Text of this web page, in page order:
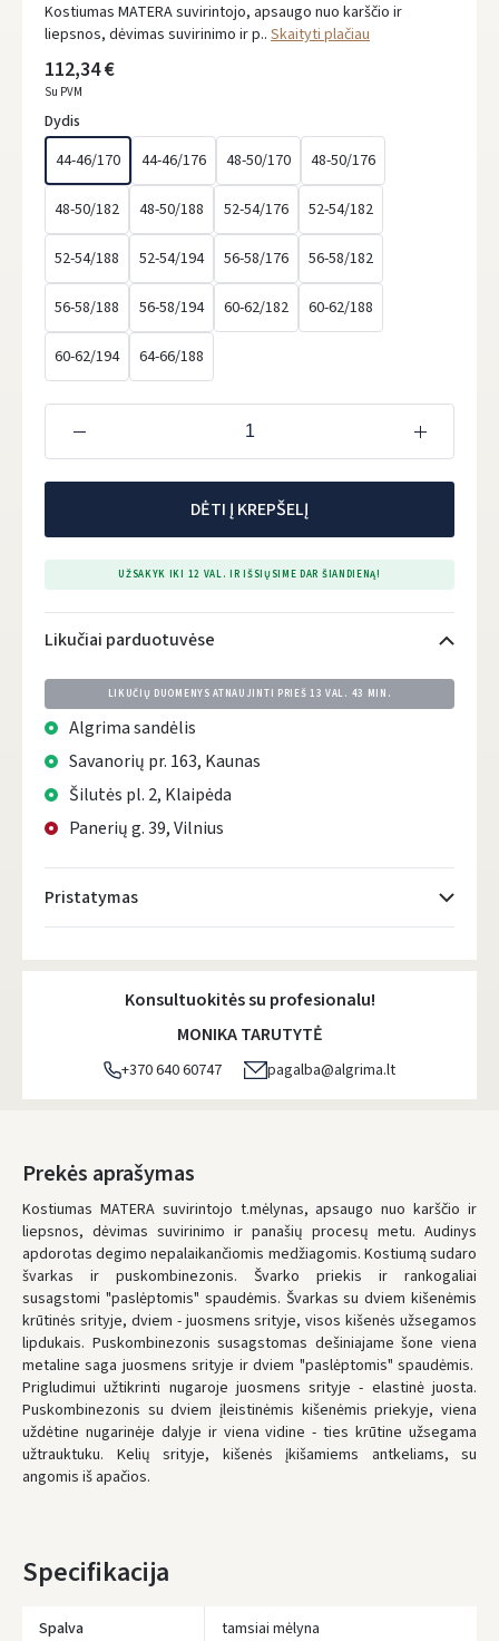
Kostiumas MATERA suvirintojo, apsaugo nuo karščio ir
liepsnos, dėvimas suvirinimo ir p.. Skaityti plačiau
112,34 €
Su PVM
Dydis
44-46/170
44-46/176 48-50/170 48-50/176
48-50/182 48-50/188 52-54/176 52-54/182
52-54/188 52-54/194 56-58/176 56-58/182
56-58/188 56-58/194 60-62/182 60-62/188
60-62/194 64-66/188
DĖTI Į KREPŠELĮ
UŽSAKYK IKI 12 VAL. IR IŠSIŲSIME DAR ŠIANDIENĄ!
Likučiai parduotuvėse
LIKUČIŲ DUOMENYS ATNAUJINTI PRIEŠ13 VAL. 43 MIN.
Algrima sandėlis
Savanorių pr. 163, Kaunas
Šilutės pl. 2, Klaipėda
Panerių g. 39, Vilnius
Pristatymas
Atsiėmimo taškai- 0.00 €
DPD kurjeris - 0.00 €
DPD paštomatai- 0.00 €
LP Express paštomatai
LP Express kurjeris- 0.00 €
Pirmadienį, Rugpjūčio 10 d.
ŠIĄ PREKĘ PRISTATYSIME JUMSNEMOKAMAI!
* Pristatymo terminai yra preliminarūs ir gali priklausyti nuo kurjerių
užimtumo.
Konsultuokitės su profesionalu!
MONIKA TARUTYTĖ
+370 640 60747 pagalba@algrima.lt
Prekės aprašymas
Kostiumas MATERA suvirintojo t.mėlynas, apsaugo nuo karščio ir
liepsnos, dėvimas suvirinimo ir panašių procesų metu. Audinys
apdorotas degimo nepalaikančiomis medžiagomis. Kostiumą sudaro
švarkas ir puskombinezonis. Švarko priekis ir rankogaliai
susagstomi "paslėptomis" spaudėmis. Švarkas su dviem kišenėmis
krūtinės srityje, dviem - juosmens srityje, visos kišenės užsegamos
lipdukais. Puskombinezonis susagstomas dešiniajame šone viena
metaline saga juosmens srityje ir dviem "paslėptomis" spaudėmis.
Prigludimui užtikrinti nugaroje juosmens srityje - elastinė juosta.
Puskombinezonis su dviem įleistinėmis kišenėmis priekyje, viena
uždėtine nugarinėje dalyje ir viena vidine - ties krūtine užsegama
užtrauktuku. Kelių srityje, kišenės įkišamiems antkeliams, su
angomis iš apačios.
Specifikacija
Spalva tamsiai mėlyna